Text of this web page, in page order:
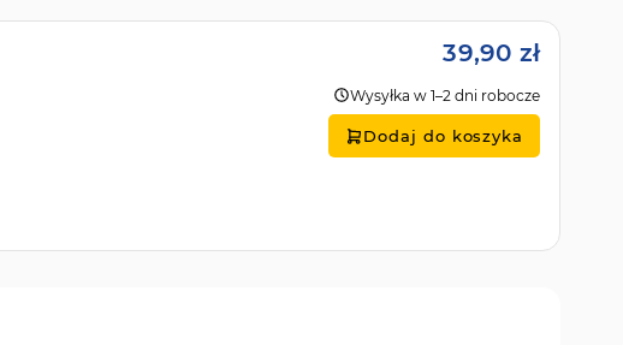
39,90 zł
Wysyłka w 1–2 dni robocze
Dodaj do koszyka